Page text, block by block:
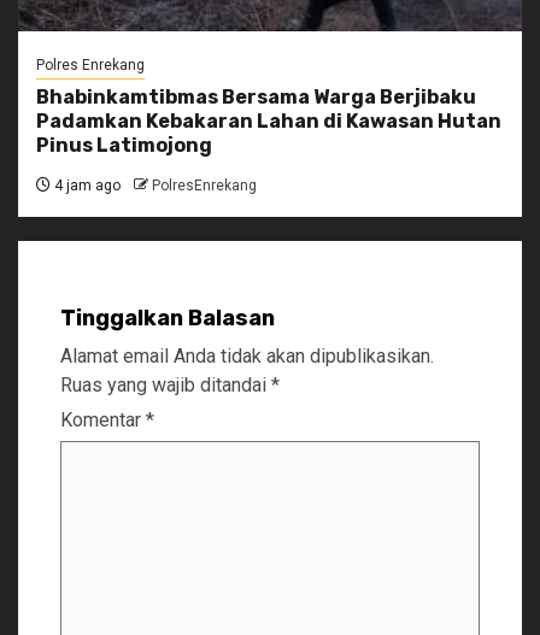
Polres Enrekang
Bhabinkamtibmas Bersama Warga Berjibaku
Padamkan Kebakaran Lahan di Kawasan Hutan
Pinus Latimojong
4 jam ago PolresEnrekang
Tinggalkan Balasan
Alamat email Anda tidak akan dipublikasikan.
Ruas yang wajib ditandai *
Komentar *